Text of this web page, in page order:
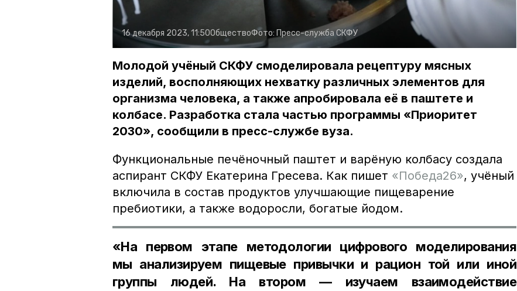
16 декабря 2023, 11:50ОбществоФото: Пресс-служба СКФУ
Молодой учёный СКФУ смоделировала рецептуру мясных
изделий, восполняющих нехватку различных элементов для
организма человека, а также апробировала её в паштете и
колбасе. Разработка стала частью программы «Приоритет
2030», сообщили в пресс-службе вуза.
Функциональные печёночный паштет и варëную колбасу создала
аспирант СКФУ Екатерина Гресева. Как пишет «Победа26», учëный
включила в состав продуктов улучшающие пищеварение
пребиотики, а также водоросли, богатые йодом.
«На первом этапе методологии цифрового моделирования
мы анализируем пищевые привычки и рацион той или иной
группы людей. На втором — изучаем взаимодействие